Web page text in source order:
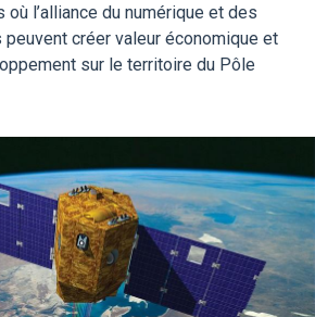
l’alliance du numérique et des
créer valeur économique et
sur le territoire du Pôle